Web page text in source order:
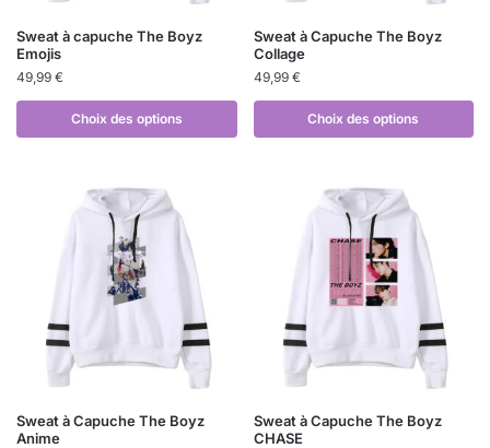
Sweat à capuche The Boyz
Emojis
49,99 €
Choix des options
Sweat à Capuche The Boyz
Collage
49,99 €
Choix des options
Sweat à Capuche The Boyz
Anime
Sweat à Capuche The Boyz
CHASE